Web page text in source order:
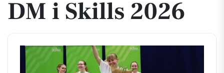
DM i Skills 2026